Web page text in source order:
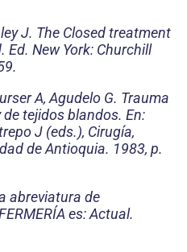
J. The Closed treatment
New York: Churchill
A, Agudelo G. Trauma
tejidos blandos. En:
J (eds.), Cirugía,
de Antioquia. 1983, p.
abreviatura de
es: Actual.